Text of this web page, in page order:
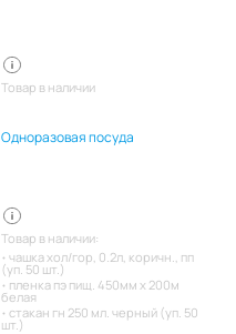
Товар в наличии
Одноразовая посуда
Товар в наличии:
чашка хол/гор, 0.2л, коричн., пп
(уп. 50 шт.)
пленка пэ пищ. 450мм х 200м
белая
стакан гн 250 мл. черный (уп. 50
шт.)